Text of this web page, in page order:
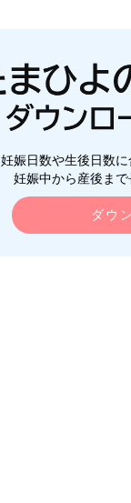
妊娠日数や生後日数
妊娠中から産後ま
ダウ